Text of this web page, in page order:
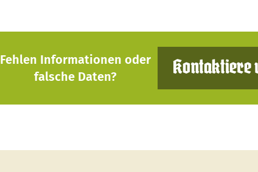
Fehlen Informationen oder
falsche Daten?
Kontaktiere